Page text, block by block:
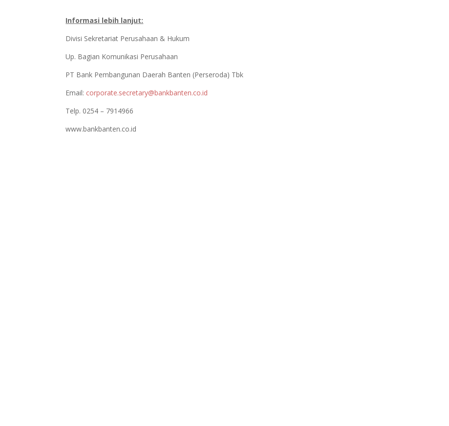
Informasi lebih lanjut:
Divisi Sekretariat Perusahaan & Hukum
Up. Bagian Komunikasi Perusahaan
PT Bank Pembangunan Daerah Banten (Perseroda) Tbk
Email: corporate.secretary@bankbanten.co.id
Telp. 0254 – 7914966
www.bankbanten.co.id